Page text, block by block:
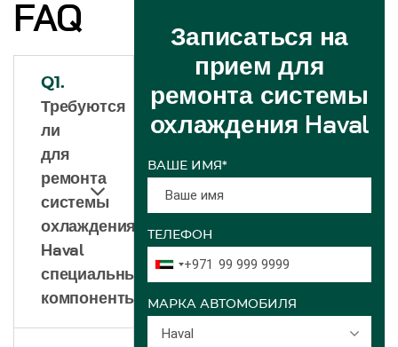
FAQ
Q1.
Требуются
ли
для
ремонта
системы
охлаждения
Haval
специальные
компоненты?
Записаться на
прием для
ремонта системы
охлаждения Haval
ВАШЕ ИМЯ*
ТЕЛЕФОН
+971
МАРКА АВТОМОБИЛЯ
Haval